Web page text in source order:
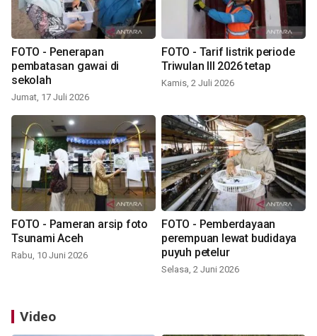
FOTO - Penerapan
pembatasan gawai di
sekolah
Jumat, 17 Juli 2026
FOTO - Tarif listrik periode
Triwulan III 2026 tetap
Kamis, 2 Juli 2026
FOTO - Pameran arsip foto
Tsunami Aceh
Rabu, 10 Juni 2026
FOTO - Pemberdayaan
perempuan lewat budidaya
puyuh petelur
Selasa, 2 Juni 2026
Video